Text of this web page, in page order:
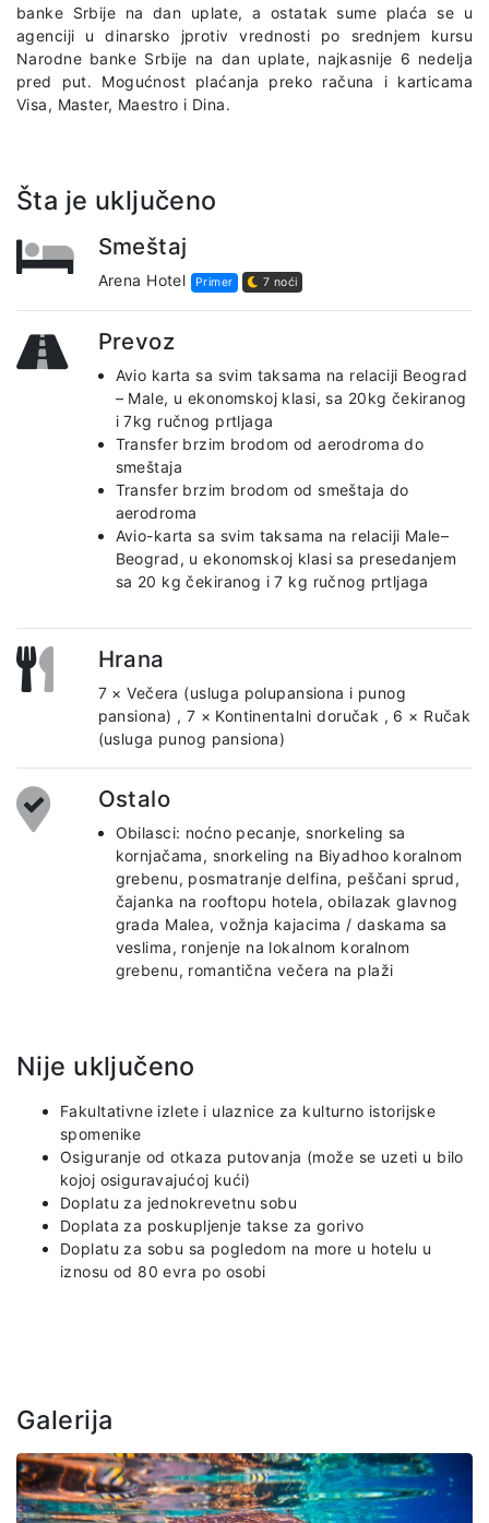
banke Srbije na dan uplate, a ostatak sume plaća se u
agenciji u dinarsko jprotiv vrednosti po srednjem kursu
Narodne banke Srbije na dan uplate, najkasnije 6 nedelja
pred put. Mogućnost plaćanja preko računa i karticama
Visa, Master, Maestro i Dina.
Šta je uključeno
Smeštaj
Arena Hotel Primer 7 noći
Prevoz
Avio karta sa svim taksama na relaciji Beograd
– Male, u ekonomskoj klasi, sa 20kg čekiranog
i 7kg ručnog prtljaga
Transfer brzim brodom od aerodroma do
smeštaja
Transfer brzim brodom od smeštaja do
aerodroma
Avio-karta sa svim taksama na relaciji Male–
Beograd, u ekonomskoj klasi sa presedanjem
sa 20 kg čekiranog i 7 kg ručnog prtljaga
Hrana
7 × Večera (usluga polupansiona i punog
pansiona) , 7 × Kontinentalni doručak , 6 × Ručak
(usluga punog pansiona)
Ostalo
Obilasci: noćno pecanje, snorkeling sa
kornjačama, snorkeling na Biyadhoo koralnom
grebenu, posmatranje delfina, peščani sprud,
čajanka na rooftopu hotela, obilazak glavnog
grada Malea, vožnja kajacima / daskama sa
veslima, ronjenje na lokalnom koralnom
grebenu, romantična večera na plaži
Nije uključeno
Fakultativne izlete i ulaznice za kulturno istorijske
spomenike
Osiguranje od otkaza putovanja (može se uzeti u bilo
kojoj osiguravajućoj kući)
Doplatu za jednokrevetnu sobu
Doplata za poskupljenje takse za gorivo
Doplatu za sobu sa pogledom na more u hotelu u
iznosu od 80 evra po osobi
Galerija